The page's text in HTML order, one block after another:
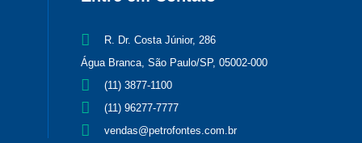
R. Dr. Costa Júnior, 286
Água Branca, São Paulo/SP, 05002-000
(11) 3877-1100
(11) 96277-7777
vendas@petrofontes.com.br